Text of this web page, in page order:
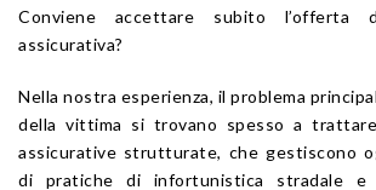
Conviene accettare subito l’offerta
assicurativa?
Nella nostra esperienza, il problema
della vittima si trovano spesso a
assicurative strutturate, che gestiscono
di pratiche di infortunistica stradale e